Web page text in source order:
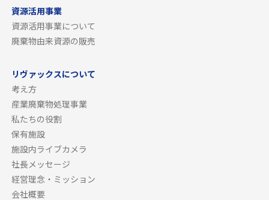
資源活用事業
資源活用事業について
廃棄物由来資源の販売
リヴァックスについて
考え方
産業廃棄物処理事業
私たちの役割
保有施設
施設内ライブカメラ
社長メッセージ
経営理念・ミッション
会社概要